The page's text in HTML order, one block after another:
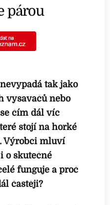
párou
tak jako
vysavačů nebo
čím dál víc
stojí na horké
Výrobci mluví
o skutečné
funguje a proč
častěji?